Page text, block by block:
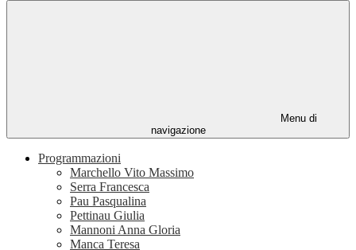
Menu di
navigazione
Programmazioni
Marchello Vito Massimo
Serra Francesca
Pau Pasqualina
Pettinau Giulia
Mannoni Anna Gloria
Manca Teresa